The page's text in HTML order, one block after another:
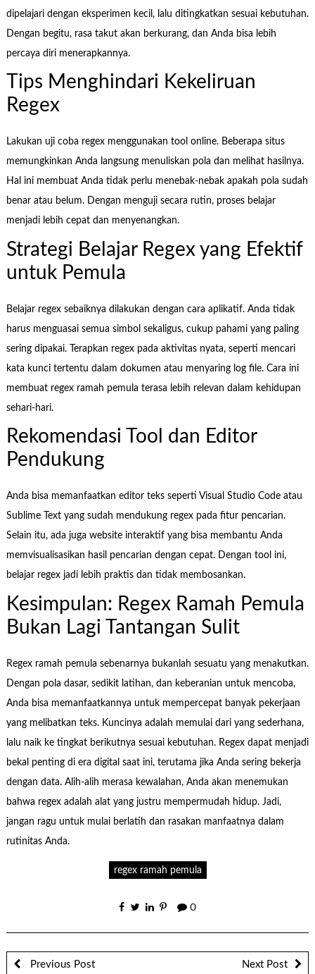
dipelajari dengan eksperimen kecil, lalu ditingkatkan sesuai kebutuhan.
Dengan begitu, rasa takut akan berkurang, dan Anda bisa lebih
percaya diri menerapkannya.
Tips Menghindari Kekeliruan
Regex
Lakukan uji coba regex menggunakan tool online. Beberapa situs
memungkinkan Anda langsung menuliskan pola dan melihat hasilnya.
Hal ini membuat Anda tidak perlu menebak-nebak apakah pola sudah
benar atau belum. Dengan menguji secara rutin, proses belajar
menjadi lebih cepat dan menyenangkan.
Strategi Belajar Regex yang Efektif
untuk Pemula
Belajar regex sebaiknya dilakukan dengan cara aplikatif. Anda tidak
harus menguasai semua simbol sekaligus, cukup pahami yang paling
sering dipakai. Terapkan regex pada aktivitas nyata, seperti mencari
kata kunci tertentu dalam dokumen atau menyaring log file. Cara ini
membuat regex ramah pemula terasa lebih relevan dalam kehidupan
sehari-hari.
Rekomendasi Tool dan Editor
Pendukung
Anda bisa memanfaatkan editor teks seperti Visual Studio Code atau
Sublime Text yang sudah mendukung regex pada fitur pencarian.
Selain itu, ada juga website interaktif yang bisa membantu Anda
memvisualisasikan hasil pencarian dengan cepat. Dengan tool ini,
belajar regex jadi lebih praktis dan tidak membosankan.
Kesimpulan: Regex Ramah Pemula
Bukan Lagi Tantangan Sulit
Regex ramah pemula sebenarnya bukanlah sesuatu yang menakutkan.
Dengan pola dasar, sedikit latihan, dan keberanian untuk mencoba,
Anda bisa memanfaatkannya untuk mempercepat banyak pekerjaan
yang melibatkan teks. Kuncinya adalah memulai dari yang sederhana,
lalu naik ke tingkat berikutnya sesuai kebutuhan. Regex dapat menjadi
bekal penting di era digital saat ini, terutama jika Anda sering bekerja
dengan data. Alih-alih merasa kewalahan, Anda akan menemukan
bahwa regex adalah alat yang justru mempermudah hidup. Jadi,
jangan ragu untuk mulai berlatih dan rasakan manfaatnya dalam
rutinitas Anda.
regex ramah pemula
0
Previous Post Next Post